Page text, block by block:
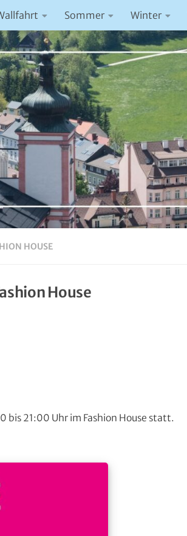
Sommer Winter
HOUSE
House
21:00 Uhr im Fashion House statt.